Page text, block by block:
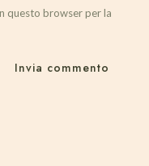
questo browser per la